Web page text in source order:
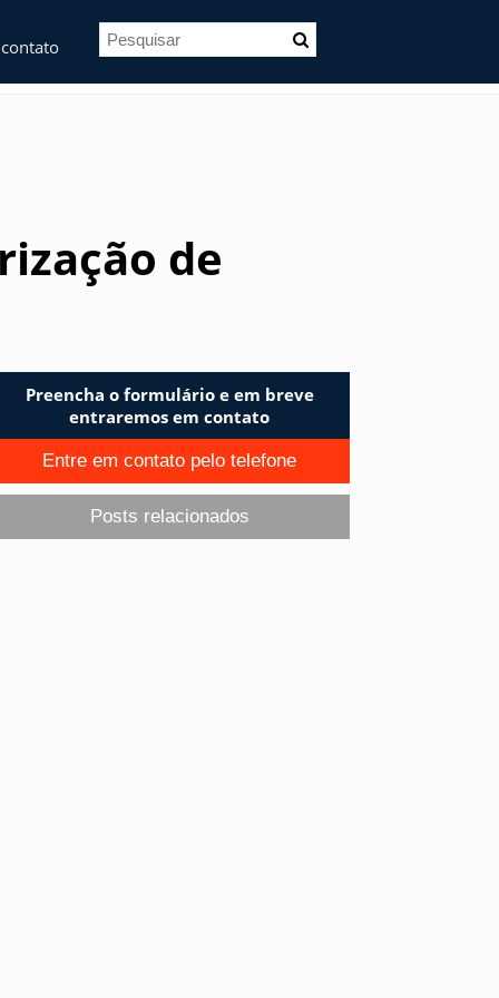
de
Preencha o formulário e em breve
entraremos em contato
Entre em contato pelo telefone
Posts relacionados